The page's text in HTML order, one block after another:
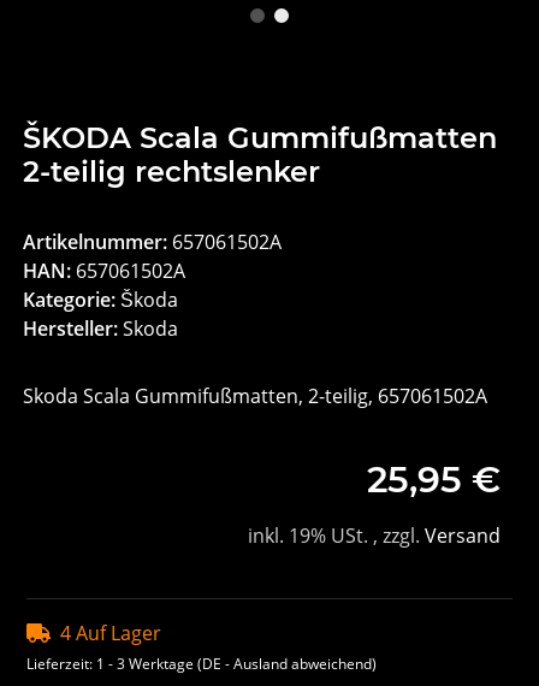
ŠKODA Scala Gummifußmatten
2-teilig rechtslenker
Artikelnummer: 657061502A
HAN: 657061502A
Kategorie: Škoda
Hersteller:Skoda
Skoda Scala Gummifußmatten, 2-teilig, 657061502A
25,95 €
inkl. 19% USt. , zzgl. Versand
4 Auf Lager
Lieferzeit: 1 - 3 Werktage(DE - Ausland abweichend)